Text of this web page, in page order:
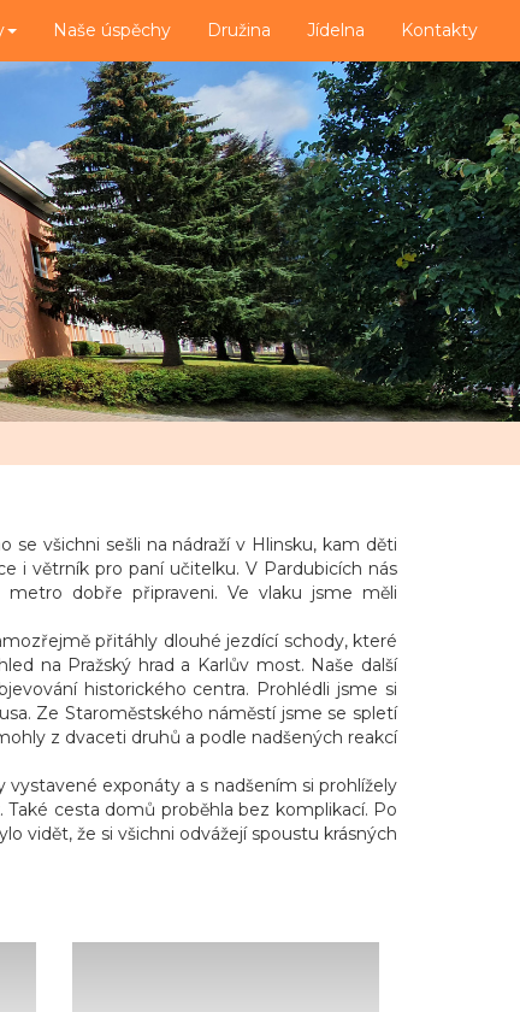
Naše úspěchy Družina Jídelna Kontakty
všichni sešli na nádraží v Hlinsku, kam děti
i větrník pro paní učitelku. V Pardubicích nás
dobře připraveni. Ve vlaku jsme měli
přitáhly dlouhé jezdící schody, které
na Pražský hrad a Karlův most. Naše další
historického centra. Prohlédli jsme si
Ze Staroměstského náměstí jsme se spletí
z dvaceti druhů a podle nadšených reakcí
exponáty a s nadšením si prohlížely
cesta domů proběhla bez komplikací. Po
vidět, že si všichni odvážejí spoustu krásných